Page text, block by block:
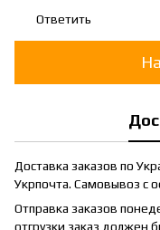
Ответить
Доставка заказов по
Укрпочта. Самовывоз с
Отправка заказов
отгрузки заказ должен